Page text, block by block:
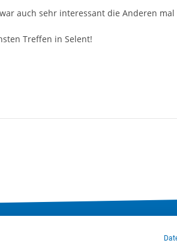
auch sehr interessant die Anderen
Treffen in Selent!